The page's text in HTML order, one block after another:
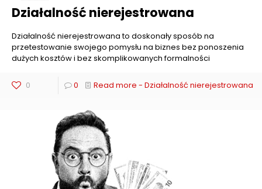
Działalność nierejestrowana
Działalność nierejestrowana to doskonały sposób na
przetestowanie swojego pomysłu na biznes bez ponoszenia
dużych kosztów i bez skomplikowanych formalności
0 0 Read more - Działalność nierejestrowana